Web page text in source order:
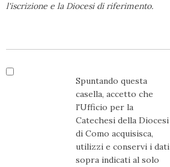
l'iscrizione e la Diocesi di riferimento.
Spuntando questa
casella, accetto che
l'Ufficio per la
Catechesi della Diocesi
di Como acquisisca,
utilizzi e conservi i dati
sopra indicati al solo